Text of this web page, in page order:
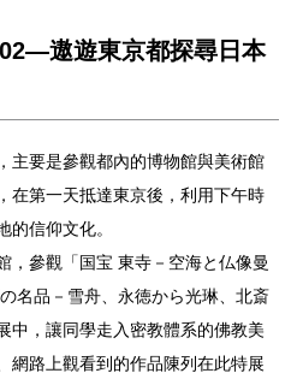
遨遊東京都探尋日本
要是參觀都內的博物館與美術館
在第一天抵達東京後，利用下午時
的信仰文化。
參觀「国宝 東寺－空海と仏像曼
名品－雪舟、永徳から光琳、北斎
中，讓同學走入密教體系的佛教美
網路上觀看到的作品陳列在此特展